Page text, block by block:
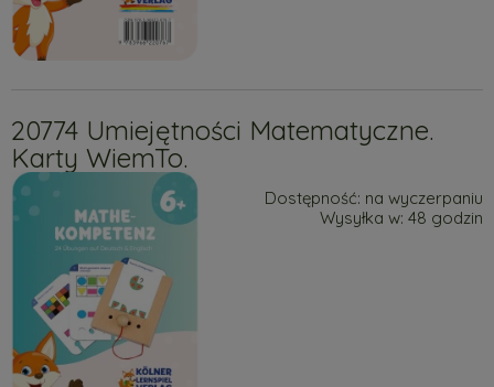
20774 Umiejętności Matematyczne.
Karty WiemTo.
Dostępność: na wyczerpaniu
Wysyłka w: 48 godzin